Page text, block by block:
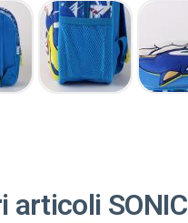
articoli SONIC